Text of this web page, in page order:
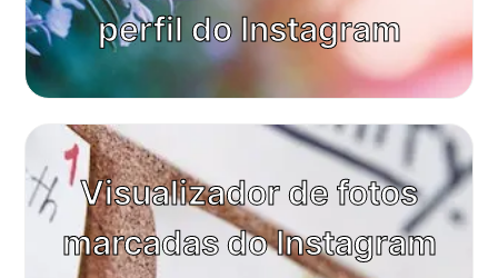
perfil do Instagram
Visualizador de fotos
marcadas do Instagram